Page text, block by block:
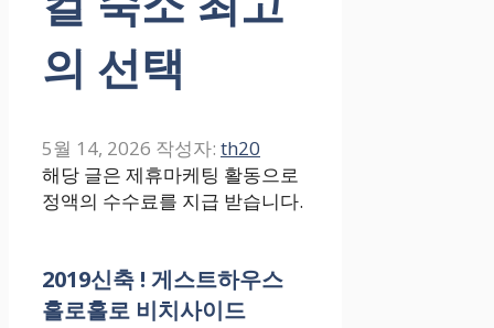
의 선택
5월 14, 2026 작성자: th20
해당 글은 제휴마케팅 활동으로
정액의 수수료를 지급 받습니다.
2019신축 ! 게스트하우스
홀로홀로 비치사이드